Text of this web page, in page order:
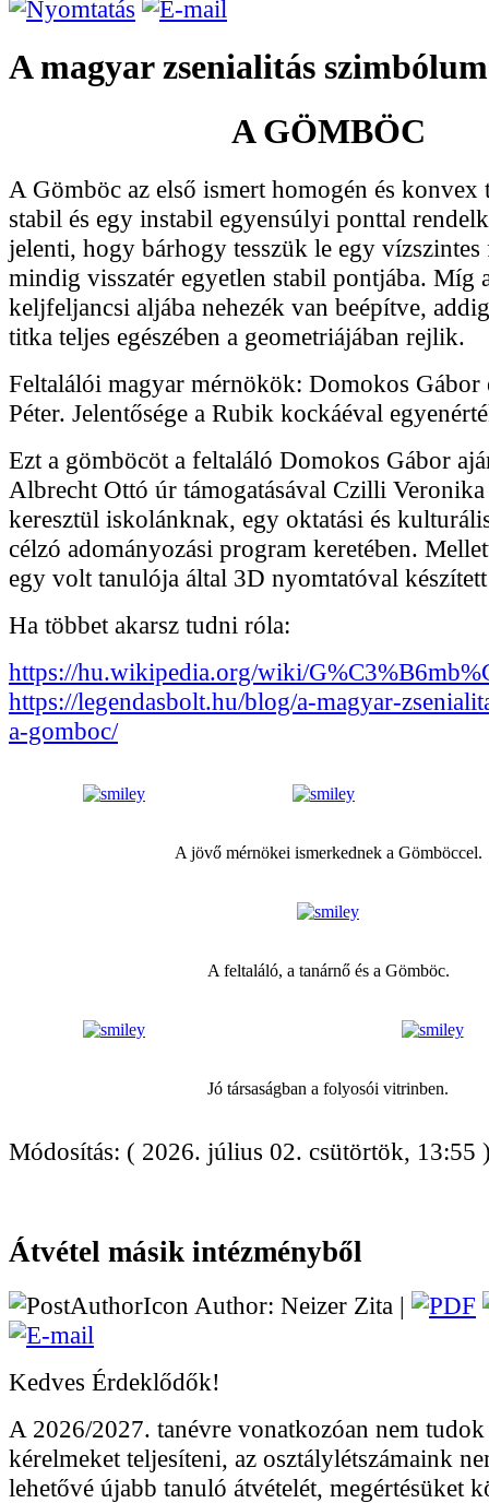
A magyar zsenialitás
A GÖMBÖC
A Gömböc az első ismert homogén és konvex
stabil és egy instabil egyensúlyi ponttal
jelenti, hogy bárhogy tesszük le egy vízszintes
mindig visszatér egyetlen stabil pontjába. Míg
keljfeljancsi aljába nehezék van beépítve,
titka teljes egészében a geometriájában rejlik.
Feltalálói magyar mérnökök: Domokos
Péter. Jelentősége a Rubik kockáéval
Ezt a gömböcöt a feltaláló Domokos Gábor
Albrecht Ottó úr támogatásával Czilli
keresztül iskolánknak, egy oktatási és
célzó adományozási program keretében.
egy volt tanulója által 3D nyomtatóval
Ha többet akarsz tudni róla:
https://hu.wikipedia.org/wiki/
https://legendasbolt.hu/blog/a-magyar-
a-gomboc/
A jövő mérnökei ismerkednek a Gömböccel.
A feltaláló, a tanárnő és a Gömböc.
Jó társaságban a folyosói vitrinben.
Módosítás: ( 2026. július 02. csütörtök, 13:55
Átvétel másik intézményből
Author: Neizer Zita |
Kedves Érdeklődők!
A 2026/2027. tanévre vonatkozóan nem
kérelmeket teljesíteni, az osztálylétszámaink
lehetővé újabb tanuló átvételét, megértésüket